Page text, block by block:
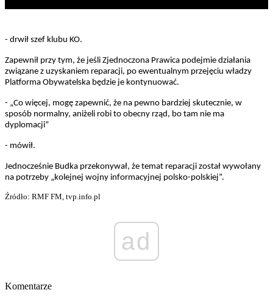
- drwił szef klubu KO.
Zapewnił przy tym, że jeśli Zjednoczona Prawica podejmie działania
związane z uzyskaniem reparacji, po ewentualnym przejęciu władzy
Platforma Obywatelska będzie je kontynuować.
- „Co więcej, mogę zapewnić, że na pewno bardziej skutecznie, w
sposób normalny, aniżeli robi to obecny rząd, bo tam nie ma
dyplomacji”
- mówił.
Jednocześnie Budka przekonywał, że temat reparacji został wywołany
na potrzeby „kolejnej wojny informacyjnej polsko-polskiej”.
Źródło: RMF FM, tvp.info.pl
ad
Komentarze